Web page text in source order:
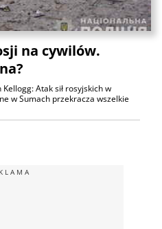
na cywilów.
Atak sił rosyjskich w
w Sumach przekracza wszelkie